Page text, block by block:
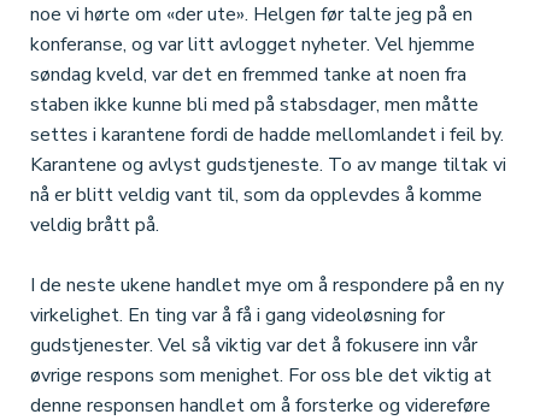
noe vi hørte om «der ute». Helgen før talte jeg på en
konferanse, og var litt avlogget nyheter. Vel hjemme
søndag kveld, var det en fremmed tanke at noen fra
staben ikke kunne bli med på stabsdager, men måtte
settes i karantene fordi de hadde mellomlandet i feil by.
Karantene og avlyst gudstjeneste. To av mange tiltak vi
nå er blitt veldig vant til, som da opplevdes å komme
veldig brått på.
I de neste ukene handlet mye om å respondere på en ny
virkelighet. En ting var å få i gang videoløsning for
gudstjenester. Vel så viktig var det å fokusere inn vår
øvrige respons som menighet. For oss ble det viktig at
denne responsen handlet om å forsterke og videreføre